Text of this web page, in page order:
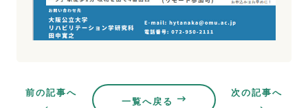
前の記事へ
一覧へ戻る
次の記事へ